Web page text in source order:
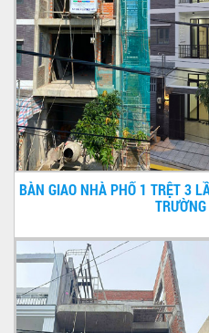
BÀN GIAO NHÀ PHỐ 1 TRỆT 3